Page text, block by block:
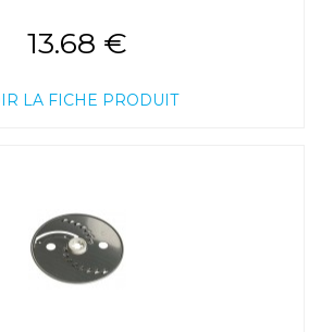
13.68 €
LA FICHE PRODUIT